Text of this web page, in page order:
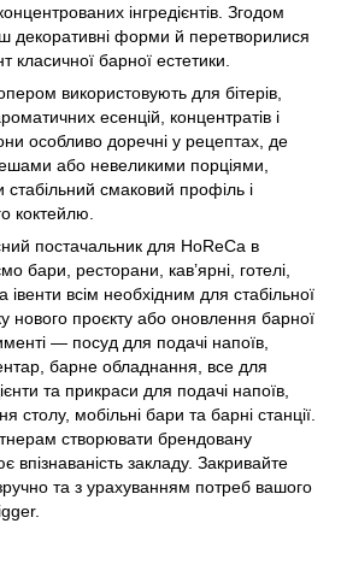
інгредієнтів. Згодом
декоративні форми й перетворилися
класичної барної естетики.
використовують для бітерів,
есенцій, концентратів і
особливо доречні у рецептах, де
або невеликими порціями,
стабільний смаковий профіль і
коктейлю.
постачальник для HoReCa в
бари, ресторани, кав’ярні, готелі,
івенти всім необхідним для стабільної
нового проєкту або оновлення барної
— посуд для подачі напоїв,
барне обладнання, все для
та прикраси для подачі напоїв,
столу, мобільні бари та барні станції.
створювати брендовану
впізнаваність закладу. Закривайте
та з урахуванням потреб вашого